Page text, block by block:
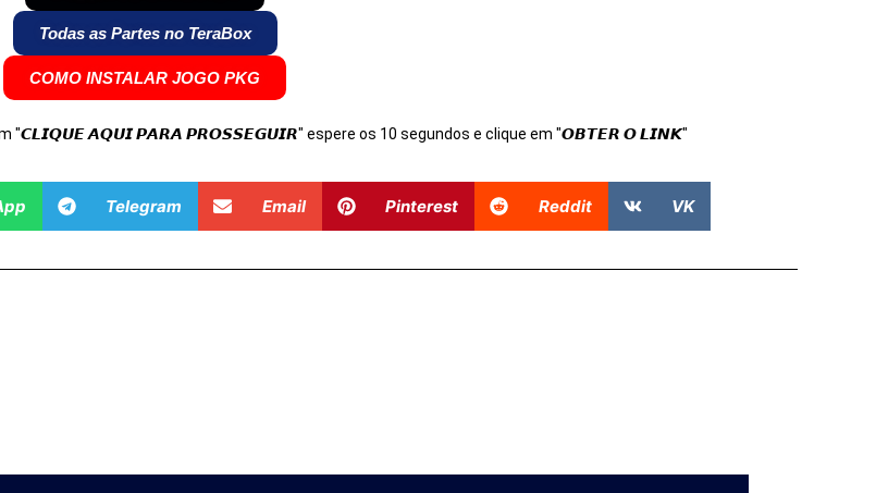
Todas as Partes no TeraBox
COMO INSTALAR JOGO PKG
𝘼𝙌𝙐𝙄 𝙋𝘼𝙍𝘼 𝙋𝙍𝙊𝙎𝙎𝙀𝙂𝙐𝙄𝙍" espere os 10 segundos e clique em "𝙊𝘽𝙏𝙀𝙍 𝙊 𝙇𝙄𝙉𝙆"
Telegram Email Pinterest Reddit VK